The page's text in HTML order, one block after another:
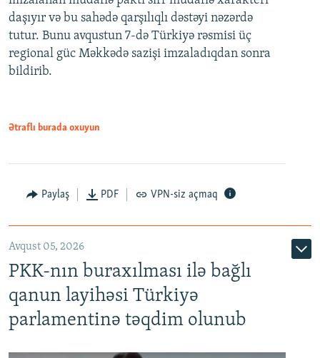
daşıyır və bu sahədə qarşılıqlı dəstəyi nəzərdə
tutur. Bunu avqustun 7-də Türkiyə rəsmisi üç
regional güc Məkkədə sazişi imzaladıqdan sonra
bildirib.
Ətraflı burada oxuyun
Paylaş PDF VPN-siz açmaq
Avqust 05, 2026
PKK-nın buraxılması ilə bağlı
qanun layihəsi Türkiyə
parlamentinə təqdim olunub